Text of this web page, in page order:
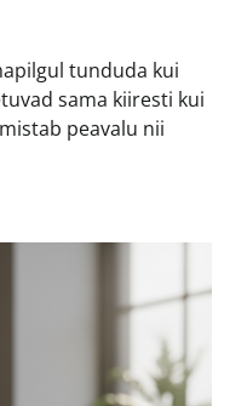
tunduda kui
sama kiiresti kui
peavalu nii